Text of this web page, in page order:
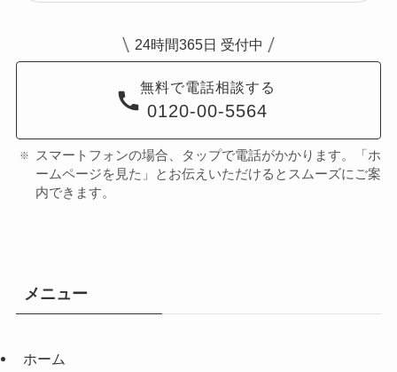
24時間365日 受付中
無料で電話相談する
0120-00-5564
スマートフォンの場合、タップで電話がかかります。「ホ
ームページを見た」とお伝えいただけるとスムーズにご案
内できます。
メニュー
ホーム